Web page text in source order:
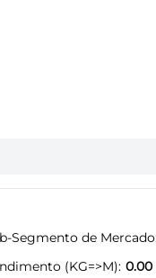
Segmento de Mercado
(KG=>M) 0.00